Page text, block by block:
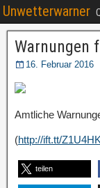
Unwetterwarner
Warnungen
16. Februar 2016
Amtliche
(http://ift.tt/Z1U4HK
teilen